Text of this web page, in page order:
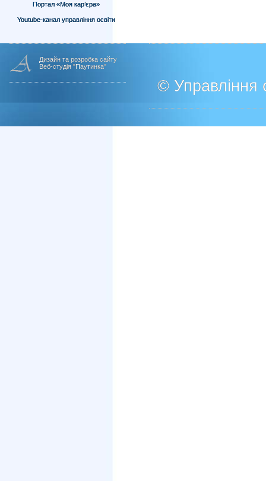
Портал «Моя кар’єра»
Youtube-канал управління освіти
Дизайн та розробка сайту
Веб-студія "Паутинка"
© Управління